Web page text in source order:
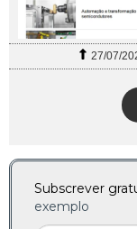
27/07/
Subscrever
exemplo